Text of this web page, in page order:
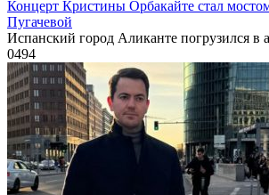
Концерт Кристины Орбакайте стал
Пугачевой
Испанский город Аликанте погрузился в
0494